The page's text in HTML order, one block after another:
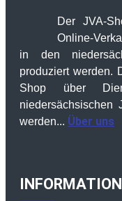
Der JVA-
Online-
in den
produziert werden.
Shop über
niedersächsischen
werden... Über uns
INFORMATION